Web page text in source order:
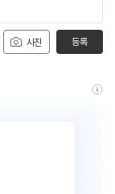
사진 등록